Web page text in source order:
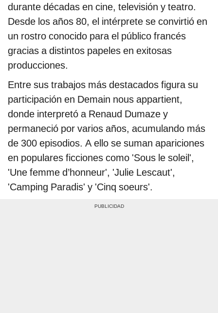
durante décadas en cine, televisión y teatro.
Desde los años 80, el intérprete se convirtió en
un rostro conocido para el público francés
gracias a distintos papeles en exitosas
producciones.
Entre sus trabajos más destacados figura su
participación en Demain nous appartient,
donde interpretó a Renaud Dumaze y
permaneció por varios años, acumulando más
de 300 episodios. A ello se suman apariciones
en populares ficciones como 'Sous le soleil',
'Une femme d’honneur', 'Julie Lescaut',
'Camping Paradis' y 'Cinq soeurs'.